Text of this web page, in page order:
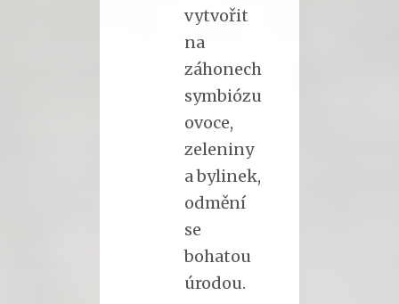
vytvořit
na
záhonech
symbiózu
ovoce,
zeleniny
a bylinek,
odmění
se
bohatou
úrodou.